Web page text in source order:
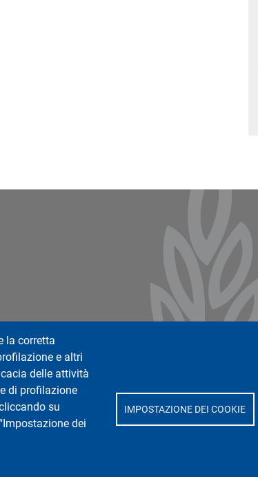
la corretta
e altri
delle attività
di profilazione
su
dei
IMPOSTAZIONE DEI COOKIE